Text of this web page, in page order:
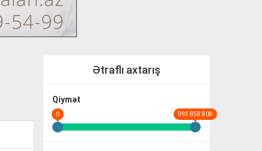
Ətraflı axtarış
Qiymət
0 993 858 808